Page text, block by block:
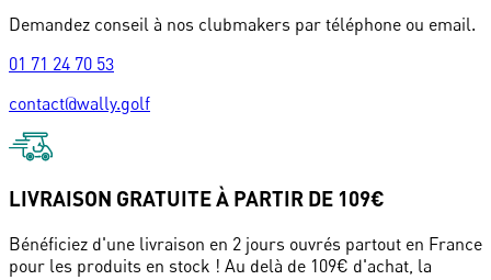
Demandez conseil à nos clubmakers par téléphone ou email.
01 71 24 70 53
contact@wally.golf
LIVRAISON GRATUITE À PARTIR DE 109€
Bénéficiez d'une livraison en 2 jours ouvrés partout en France
pour les produits en stock ! Au delà de 109€ d'achat, la